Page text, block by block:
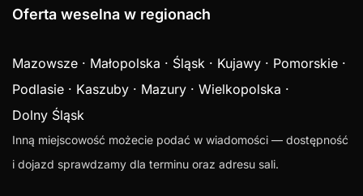
Oferta weselna w regionach
Mazowsze · Małopolska · Śląsk · Kujawy · Pomorskie ·
Podlasie · Kaszuby · Mazury · Wielkopolska ·
Dolny Śląsk
Inną miejscowość możecie podać w wiadomości — dostępność
i dojazd sprawdzamy dla terminu oraz adresu sali.